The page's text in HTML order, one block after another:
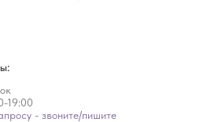
19:00
- звоните/пишите